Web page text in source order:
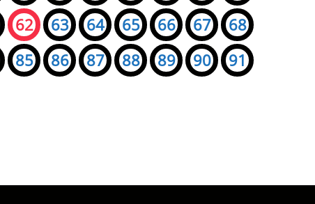
62 63 64 65 66 67
68
85 86 87 88 89 90
91